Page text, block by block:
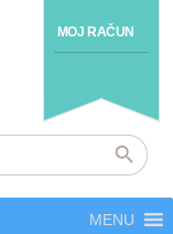
MOJ RAČUN
MENU